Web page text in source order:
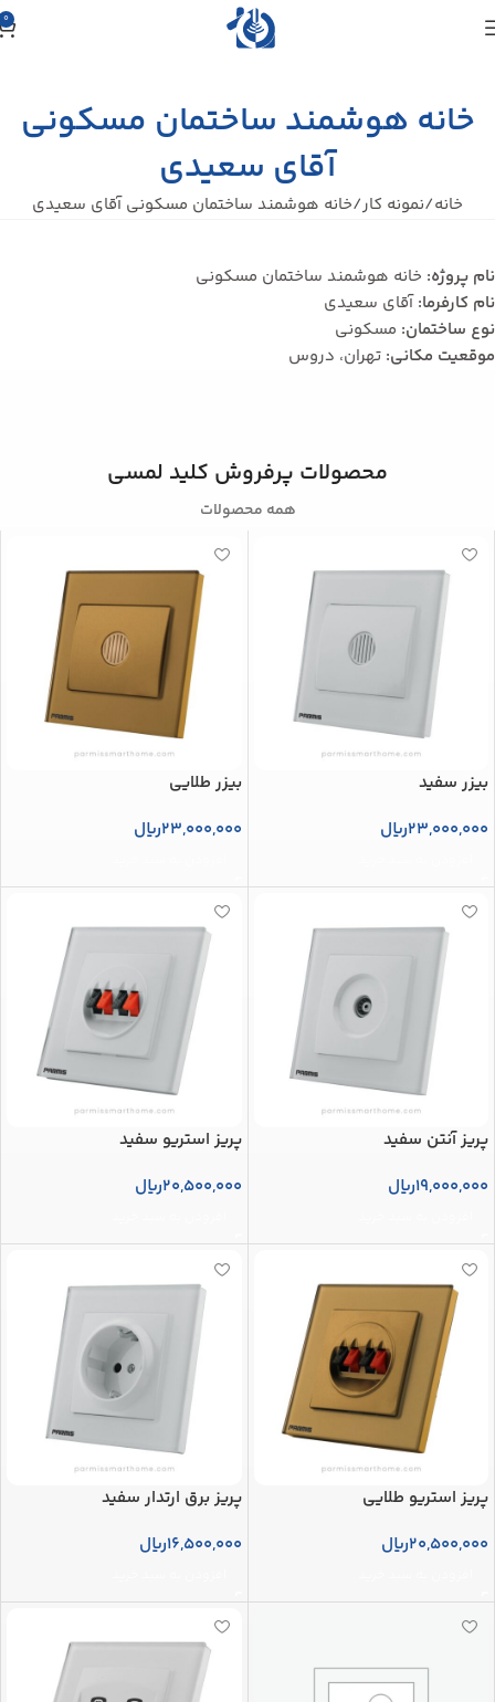
0
خانه هوشمند ساختمان مسکونی
آقای سعیدی
خانه نمونه کار خانه هوشمند ساختمان مسکونی آقای سعیدی
نام پروژه: خانه هوشمند ساختمان مسکونی
نام کارفرما:آقای سعیدی
نوع ساختمان: مسکونی
موقعیت مکانی: تهران، دروس
محصولات پرفروش کلید لمسی
همه محصولات
بیزر سفید
23,000,000ریال
بیزر طلایی
23,000,000ریال
پریز آنتن سفید
19,000,000ریال
پریز استریو سفید
20,500,000ریال
پریز استریو طلایی
20,500,000ریال
پریز برق ارتدار سفید
16,500,000ریال